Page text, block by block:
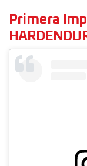
Primera